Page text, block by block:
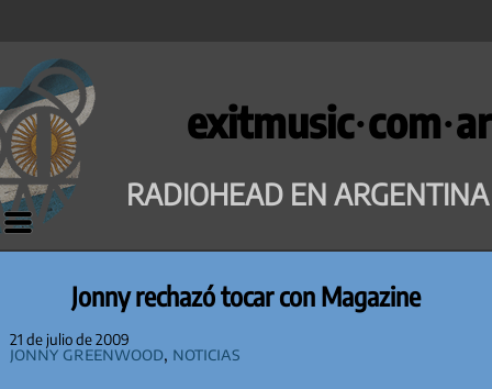
Saltar
al
contenido
exitmusic·com·ar
RADIOHEAD EN ARGENTINA
Jonny rechazó tocar con Magazine
21 de julio de 2009
Jonny Greenwood, Noticias